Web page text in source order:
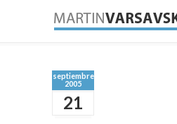
septiembre
2005
21